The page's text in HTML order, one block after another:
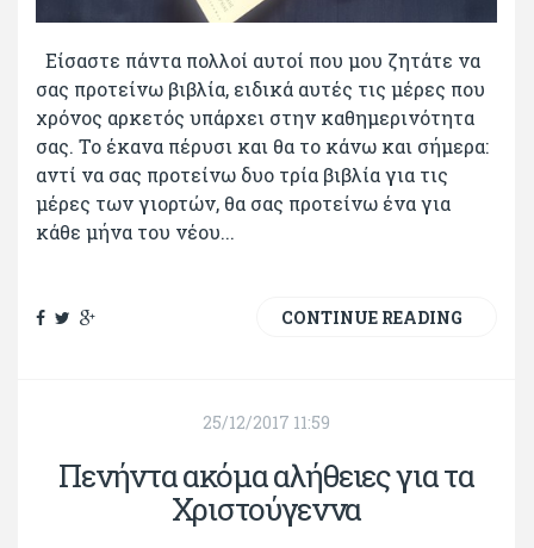
Είσαστε πάντα πολλοί αυτοί που μου ζητάτε να
σας προτείνω βιβλία, ειδικά αυτές τις μέρες που
χρόνος αρκετός υπάρχει στην καθημερινότητα
σας. Το έκανα πέρυσι και θα το κάνω και σήμερα:
αντί να σας προτείνω δυο τρία βιβλία για τις
μέρες των γιορτών, θα σας προτείνω ένα για
κάθε μήνα του νέου...
CONTINUE READING
25/12/2017 11:59
Πενήντα ακόμα αλήθειες για τα
Χριστούγεννα